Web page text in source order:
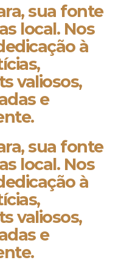
sua fonte
local. Nos
à
valiosos,
e
sua fonte
local. Nos
à
valiosos,
e